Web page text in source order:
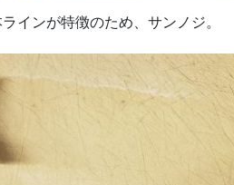
インが特徴のため、サンノジ。